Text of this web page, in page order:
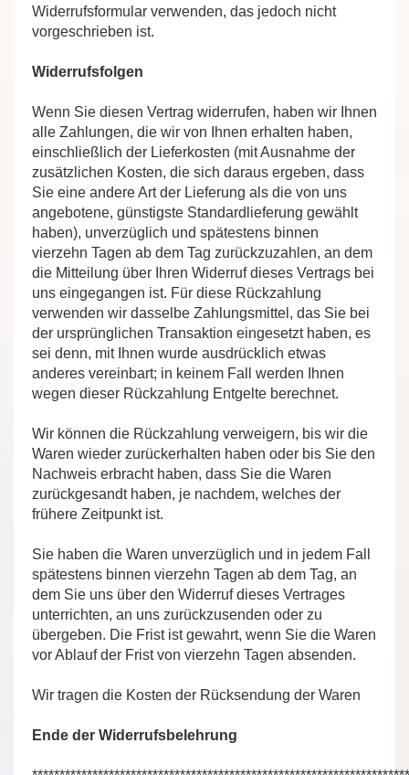
Widerrufsformular verwenden, das jedoch nicht
vorgeschrieben ist.
Widerrufsfolgen
Wenn Sie diesen Vertrag widerrufen, haben wir Ihnen
alle Zahlungen, die wir von Ihnen erhalten haben,
einschließlich der Lieferkosten (mit Ausnahme der
zusätzlichen Kosten, die sich daraus ergeben, dass
Sie eine andere Art der Lieferung als die von uns
angebotene, günstigste Standardlieferung gewählt
haben), unverzüglich und spätestens binnen
vierzehn Tagen ab dem Tag zurückzuzahlen, an dem
die Mitteilung über Ihren Widerruf dieses Vertrags bei
uns eingegangen ist. Für diese Rückzahlung
verwenden wir dasselbe Zahlungsmittel, das Sie bei
der ursprünglichen Transaktion eingesetzt haben, es
sei denn, mit Ihnen wurde ausdrücklich etwas
anderes vereinbart; in keinem Fall werden Ihnen
wegen dieser Rückzahlung Entgelte berechnet.
Wir können die Rückzahlung verweigern, bis wir die
Waren wieder zurückerhalten haben oder bis Sie den
Nachweis erbracht haben, dass Sie die Waren
zurückgesandt haben, je nachdem, welches der
frühere Zeitpunkt ist.
Sie haben die Waren unverzüglich und in jedem Fall
spätestens binnen vierzehn Tagen ab dem Tag, an
dem Sie uns über den Widerruf dieses Vertrages
unterrichten, an uns zurückzusenden oder zu
übergeben. Die Frist ist gewahrt, wenn Sie die Waren
vor Ablauf der Frist von vierzehn Tagen absenden.
Wir tragen die Kosten der Rücksendung der Waren
Ende der Widerrufsbelehrung